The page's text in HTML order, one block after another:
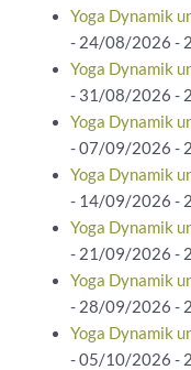
Yoga Dynamik
- 24/08/2026 -
Yoga Dynamik
- 31/08/2026 -
Yoga Dynamik
- 07/09/2026 -
Yoga Dynamik
- 14/09/2026 -
Yoga Dynamik
- 21/09/2026 -
Yoga Dynamik
- 28/09/2026 -
Yoga Dynamik
- 05/10/2026 -